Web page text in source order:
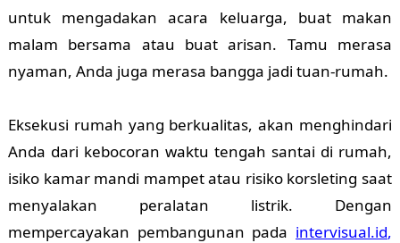
untuk mengadakan acara keluarga, buat makan
malam bersama atau buat arisan. Tamu merasa
nyaman, Anda juga merasa bangga jadi tuan-rumah.
Eksekusi rumah yang berkualitas, akan menghindari
Anda dari kebocoran waktu tengah santai di rumah,
isiko kamar mandi mampet atau risiko korsleting saat
menyalakan peralatan listrik. Dengan
mempercayakan pembangunan pada intervisual.id,